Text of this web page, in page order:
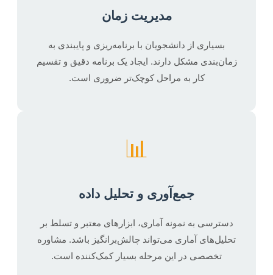
مدیریت زمان
بسیاری از دانشجویان با برنامه‌ریزی و پایبندی به
زمان‌بندی مشکل دارند. ایجاد یک برنامه دقیق و تقسیم
کار به مراحل کوچک‌تر ضروری است.
📊
جمع‌آوری و تحلیل داده
دسترسی به نمونه آماری، ابزارهای معتبر و تسلط بر
تحلیل‌های آماری می‌تواند چالش‌برانگیز باشد. مشاوره
تخصصی در این مرحله بسیار کمک‌کننده است.